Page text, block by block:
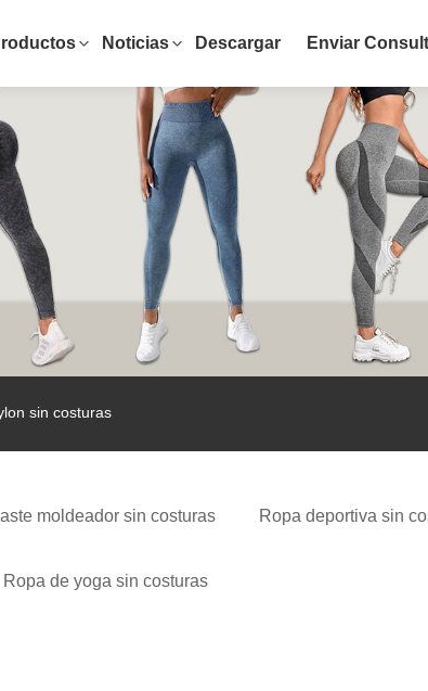
Noticias Descargar Enviar
sin costuras
moldeador sin costuras Ropa deportiva sin
Ropa de yoga sin costuras